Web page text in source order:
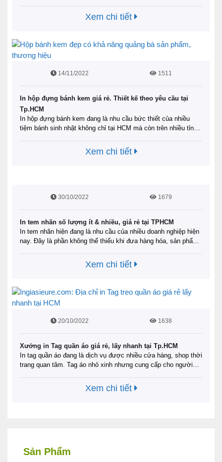
tại sao nên in hộp bồi Carton Offset và địa chỉ nào in ấn …
Xem chi tiết
14/11/2022 1511
In hộp đựng bánh kem giá rẻ. Thiết kế theo yêu cầu tại
Tp.HCM
In hộp đựng bánh kem đang là nhu cầu bức thiết của nhiều
tiệm bánh sinh nhật không chỉ tại HCM mà còn trên nhiều tỉnh
thân thiện với môi trường với mẫu mã đa dạng. Không chỉ
nâng tầm bánh kem … Đọc tiếp
Xem chi tiết
30/10/2022 1679
In tem nhãn số lượng ít & nhiều, giá rẻ tại TPHCM
In tem nhãn hiện đang là nhu cầu của nhiều doanh nghiệp hiện
nay. Đây là phần không thể thiếu khi đưa hàng hóa, sản phẩm
được thông tin của sản phẩm, in tem nhãn còn là cách tăng sự
nhận diện thương hiệu …Đọc tiếp
Xem chi tiết
20/10/2022 1638
Xưởng in Tag quần áo giá rẻ, lấy nhanh tại Tp.HCM
In tag quần áo đang là dịch vụ được nhiều cửa hàng, shop thời
trang quan tâm. Tag áo nhỏ xinh nhưng cung cấp cho người
do những mẫu Tag quần áo ngày càng được nhiều xưởng may
Đọc tiếpXem chi tiết
Sản Phẩm